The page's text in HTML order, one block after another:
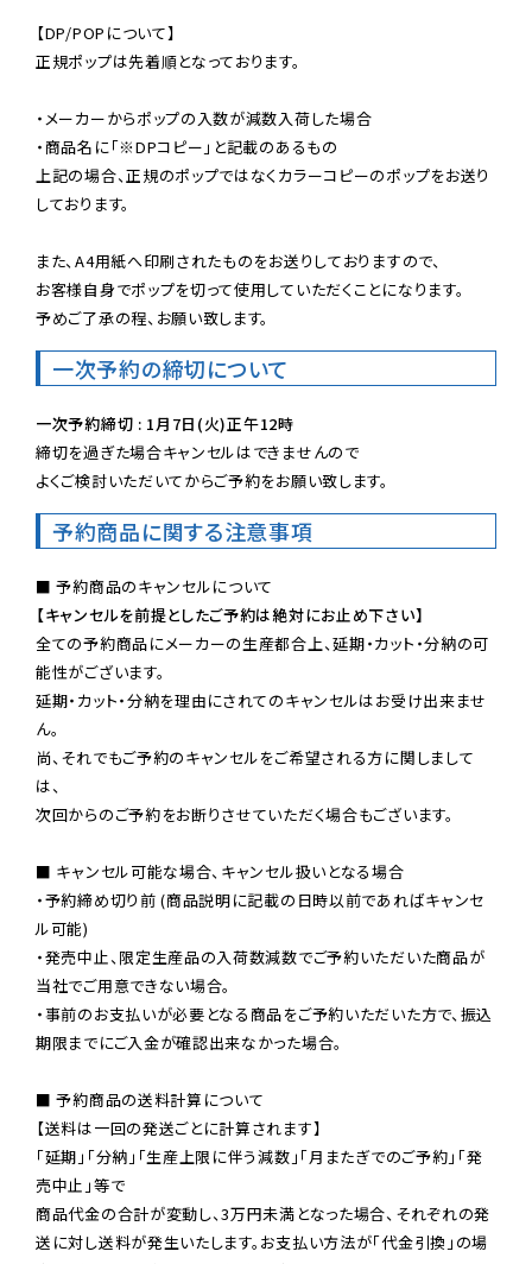
【DP/POPについて】
正規ポップは先着順となっております。
・メーカーからポップの入数が減数入荷した場合
・商品名に「※DPコピー」と記載のあるもの
上記の場合、正規のポップではなくカラーコピーのポップをお送り
しております。
また、A4用紙へ印刷されたものをお送りしておりますので、
お客様自身でポップを切って使用していただくことになります。
予めご了承の程、お願い致します。
一次予約の締切について
一次予約締切 : 1月7日(火)正午12時
締切を過ぎた場合キャンセルはできませんので
よくご検討いただいてからご予約をお願い致します。
予約商品に関する注意事項
【キャンセルを前提としたご予約は絶対にお止め下さい】
全ての予約商品にメーカーの生産都合上、延期・カット・分納の可
能性がございます。
延期・カット・分納を理由にされてのキャンセルはお受け出来ませ
ん。
尚、それでもご予約のキャンセルをご希望される方に関しまして
は、
次回からのご予約をお断りさせていただく場合もございます。
■ キャンセル可能な場合、キャンセル扱いとなる場合
・予約締め切り前 (商品説明に記載の日時以前であればキャンセ
ル可能)
・発売中止、限定生産品の入荷数減数でご予約いただいた商品が
当社でご用意できない場合。
・事前のお支払いが必要となる商品をご予約いただいた方で、振込
期限までにご入金が確認出来なかった場合。
■ 予約商品の送料計算について
【送料は一回の発送ごとに計算されます】
「延期」「分納」「生産上限に伴う減数」「月またぎでのご予約」「発
売中止」等で
商品代金の合計が変動し、3万円未満となった場合、それぞれの発
送に対し送料が発生いたします。お支払い方法が「代金引換」の場